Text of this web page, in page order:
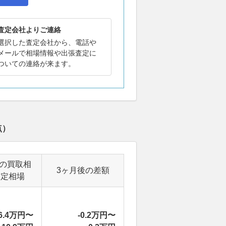
定会社よりご連絡
択した査定会社から、電話や
ールで相場情報や出張査定に
いての連絡が来ます。
買取相
相場
3ヶ月後の差額
万円〜
-0.2万円〜